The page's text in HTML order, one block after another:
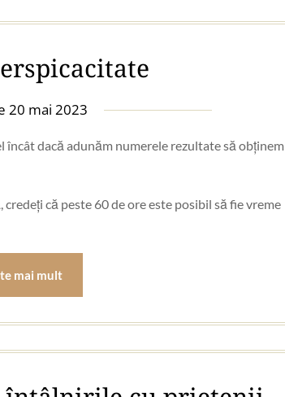
20 mai 2023
dacă adunăm numerele rezultate să obținem
că peste 60 de ore este posibil să fie vreme
mai mult